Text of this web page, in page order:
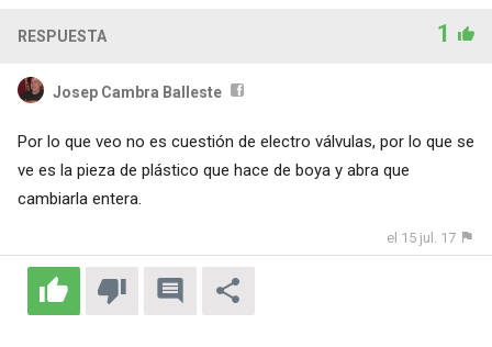
RESPUESTA 1
Josep Cambra Balleste
Por lo que veo no es cuestión de electro válvulas, por lo que se
ve es la pieza de plástico que hace de boya y abra que
cambiarla entera.
el 15 jul. 17